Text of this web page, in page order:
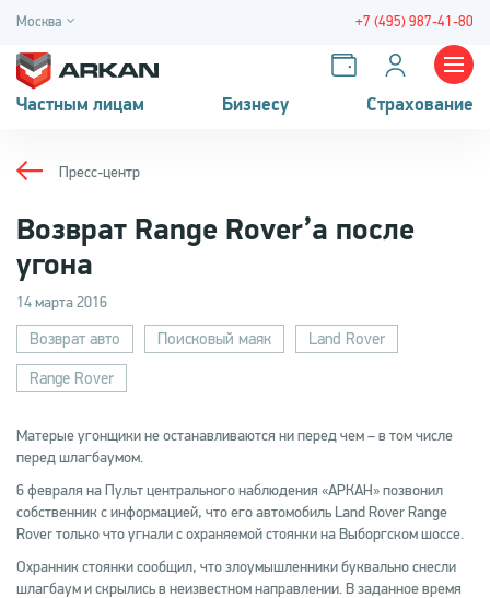
Москва +7 (495) 987-41-80
Частным лицам Бизнесу Страхование
Пресс-центр
Возврат Range Rover’а после
угона
14 марта 2016
Возврат авто Поисковый маяк
Land Rover
Range Rover
Матерые угонщики не останавливаются ни перед чем – в том числе
перед шлагбаумом.
6 февраля на Пульт центрального наблюдения «АРКАН» позвонил
собственник с информацией, что его автомобиль Land Rover Range
Rover только что угнали с охраняемой стоянки на Выборгском шоссе.
Охранник стоянки сообщил, что злоумышленники буквально снесли
шлагбаум и скрылись в неизвестном направлении. В заданное время